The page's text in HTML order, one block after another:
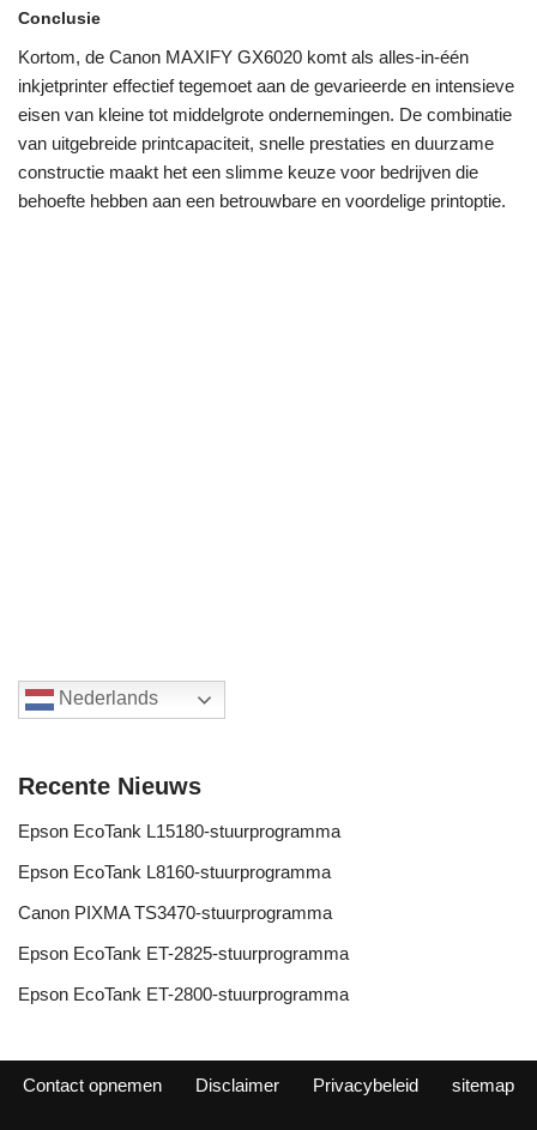
Conclusie
Kortom, de Canon MAXIFY GX6020 komt als alles-in-één
inkjetprinter effectief tegemoet aan de gevarieerde en intensieve
eisen van kleine tot middelgrote ondernemingen. De combinatie
van uitgebreide printcapaciteit, snelle prestaties en duurzame
constructie maakt het een slimme keuze voor bedrijven die
behoefte hebben aan een betrouwbare en voordelige printoptie.
Nederlands
Recente Nieuws
Epson EcoTank L15180-stuurprogramma
Epson EcoTank L8160-stuurprogramma
Canon PIXMA TS3470-stuurprogramma
Epson EcoTank ET-2825-stuurprogramma
Epson EcoTank ET-2800-stuurprogramma
Contact opnemen Disclaimer Privacybeleid sitemap